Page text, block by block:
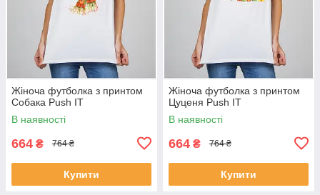
Жіноча футболка з принтом
Собака Push IT
В наявності
664 ₴ 764 ₴
Купити
Жіноча футболка з принтом
Цуценя Push IT
В наявності
664 ₴ 764 ₴
Купити